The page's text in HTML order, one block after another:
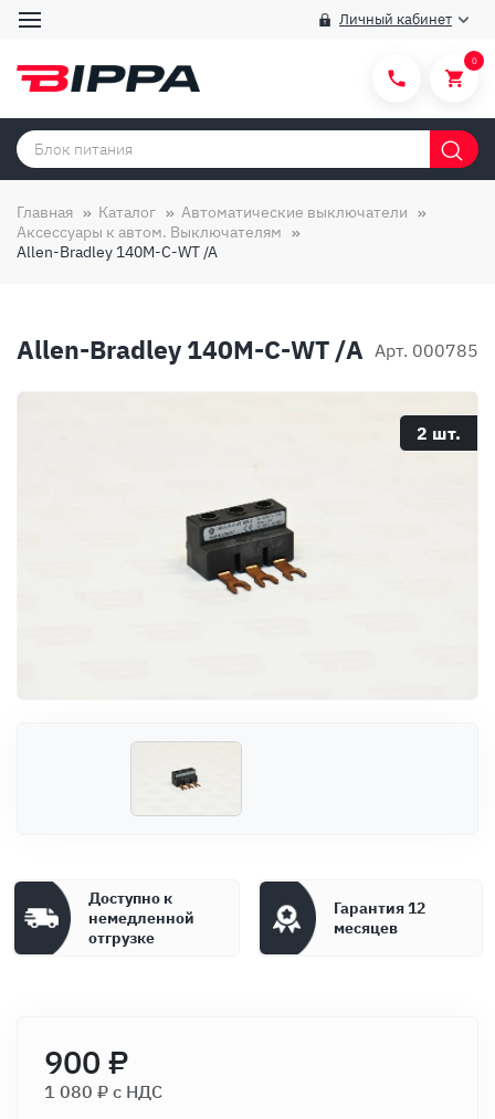
Личный кабинет
Категории товаров
Способы покупки
0
Главная Каталог
Автоматические выключатели
Аксессуары к автом. Выключателям
Allen-Bradley 140M-C-WT /A
Allen-Bradley 140M-C-WT /A Арт. 000785
2 шт.
Доступно к
немедленной
отгрузке
Гарантия 12
месяцев
900 ₽
1 080 ₽ c НДС